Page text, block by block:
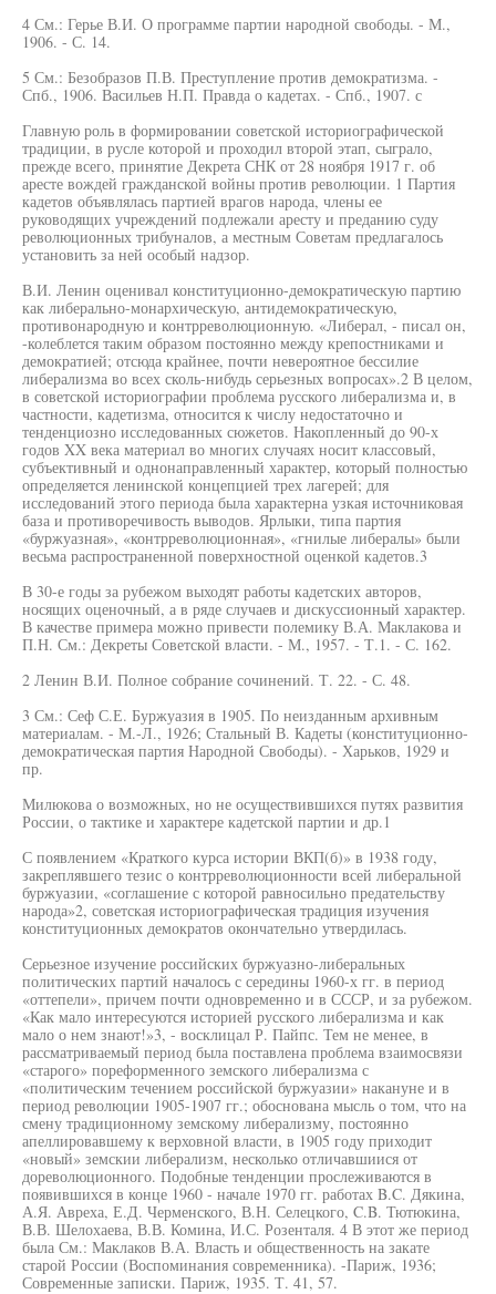
4 См.: Герье В.И. О программе партии народной свободы. - М.,
1906. - С. 14.
5 См.: Безобразов П.В. Преступление против демократизма. -
Спб., 1906. Васильев Н.П. Правда о кадетах. - Спб., 1907. с
Главную роль в формировании советской историографической
традиции, в русле которой и проходил второй этап, сыграло,
прежде всего, принятие Декрета СНК от 28 ноября 1917 г. об
аресте вождей гражданской войны против революции. 1 Партия
кадетов объявлялась партией врагов народа, члены ее
руководящих учреждений подлежали аресту и преданию суду
революционных трибуналов, а местным Советам предлагалось
установить за ней особый надзор.
В.И. Ленин оценивал конституционно-демократическую партию
как либерально-монархическую, антидемократическую,
противонародную и контрреволюционную. «Либерал, - писал он,
-колеблется таким образом постоянно между крепостниками и
демократией; отсюда крайнее, почти невероятное бессилие
либерализма во всех сколь-нибудь серьезных вопросах».2 В целом,
в советской историографии проблема русского либерализма и, в
частности, кадетизма, относится к числу недостаточно и
тенденциозно исследованных сюжетов. Накопленный до 90-х
годов XX века материал во многих случаях носит классовый,
субъективный и однонаправленный характер, который полностью
определяется ленинской концепцией трех лагерей; для
исследований этого периода была характерна узкая источниковая
база и противоречивость выводов. Ярлыки, типа партия
«буржуазная», «контрреволюционная», «гнилые либералы» были
весьма распространенной поверхностной оценкой кадетов.3
В 30-е годы за рубежом выходят работы кадетских авторов,
носящих оценочный, а в ряде случаев и дискуссионный характер.
В качестве примера можно привести полемику В.А. Маклакова и
П.Н. См.: Декреты Советской власти. - М., 1957. - Т.1. - С. 162.
2 Ленин В.И. Полное собрание сочинений. Т. 22. - С. 48.
3 См.: Сеф С.Е. Буржуазия в 1905. По неизданным архивным
материалам. - М.-Л., 1926; Стальный В. Кадеты (конституционно-
демократическая партия Народной Свободы). - Харьков, 1929 и
пр.
Милюкова о возможных, но не осуществившихся путях развития
России, о тактике и характере кадетской партии и др.1
С появлением «Краткого курса истории ВКП(б)» в 1938 году,
закреплявшего тезис о контрреволюционности всей либеральной
буржуазии, «соглашение с которой равносильно предательству
народа»2, советская историографическая традиция изучения
конституционных демократов окончательно утвердилась.
Серьезное изучение российских буржуазно-либеральных
политических партий началось с середины 1960-х гг. в период
«оттепели», причем почти одновременно и в СССР, и за рубежом.
«Как мало интересуются историей русского либерализма и как
мало о нем знают!»3, - восклицал Р. Пайпс. Тем не менее, в
рассматриваемый период была поставлена проблема взаимосвязи
«старого» пореформенного земского либерализма с
«политическим течением российской буржуазии» накануне и в
период революции 1905-1907 гг.; обоснована мысль о том, что на
смену традиционному земскому либерализму, постоянно
апеллировавшему к верховной власти, в 1905 году приходит
«новый» земскии либерализм, несколько отличавшиися от
дореволюционного. Подобные тенденции прослеживаются в
появившихся в конце 1960 - начале 1970 гг. работах B.C. Дякина,
А.Я. Авреха, Е.Д. Черменского, В.Н. Селецкого, C.B. Тютюкина,
В.В. Шелохаева, В.В. Комина, И.С. Розенталя. 4 В этот же период
была См.: Маклаков В.А. Власть и общественность на закате
старой России (Воспоминания современника). -Париж, 1936;
Современные записки. Париж, 1935. Т. 41, 57.